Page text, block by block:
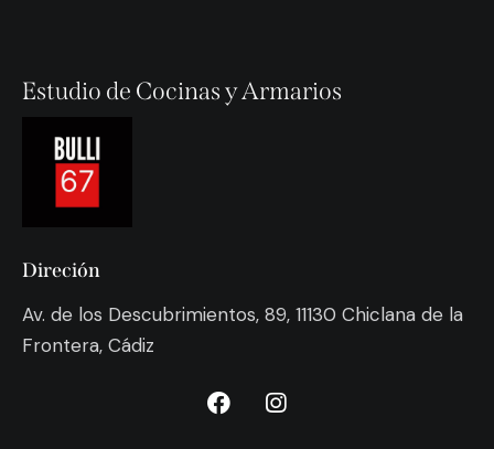
Estudio de Cocinas y Armarios
Direción
Av. de los Descubrimientos, 89, 11130 Chiclana de la
Frontera, Cádiz